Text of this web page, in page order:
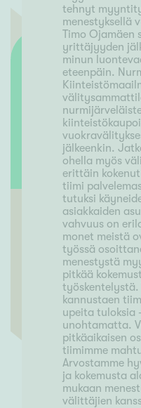
tehnyt
menestyksellä
Timo Ojamäen
yrittäjyyden
minun
eteenpäin.
jälkeenkin.
ohella myös
erittäin
tiimi
tutuksi
asiakkaiden
vahvuus on
monet meistä
työssä
menestystä
pitkää
työskentelystä.
kannustaen
upeita tuloksia
unohtamatta.
pitkäaikaisen
tiimimme
Arvostamme
ja kokemusta
mukaan
välittäjien